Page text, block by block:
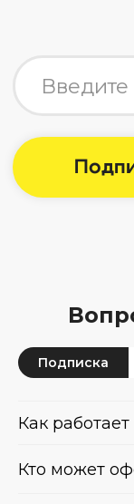
Подписка
Как
Кто может